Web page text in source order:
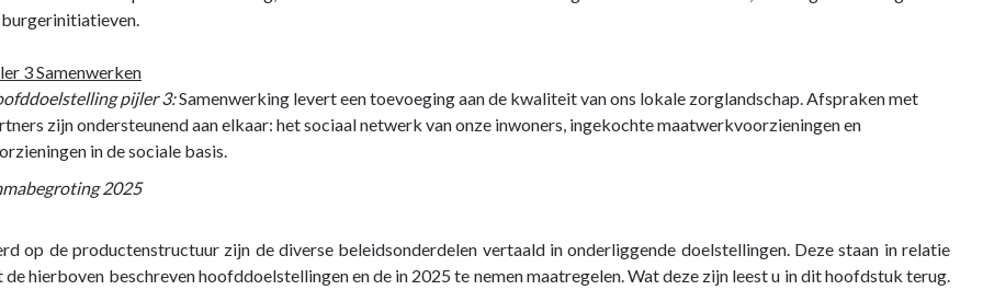
burgerinitiatieven.
3 Samenwerken
pijler 3:Samenwerking levert een toevoeging aan de kwaliteit van ons lokale zorglandschap. Afspraken met
zijn ondersteunend aan elkaar: het sociaal netwerk van onze inwoners, ingekochte maatwerkvoorzieningen en
in de sociale basis.
2025
op de productenstructuur zijn de diverse beleidsonderdelen vertaald in onderliggende doelstellingen. Deze staan in relatie
de hierboven beschreven hoofddoelstellingen en de in 2025 te nemen maatregelen. Wat deze zijn leest u in dit hoofdstuk terug.